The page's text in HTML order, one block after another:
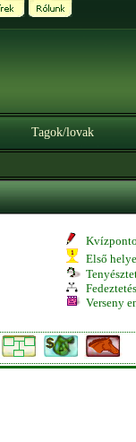
Tagok/lovak
Első
Verseny